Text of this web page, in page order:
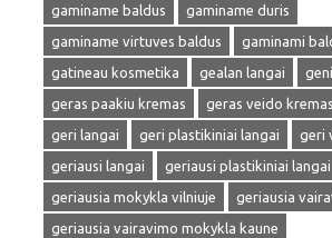
gaminame baldus
gaminame duris
gaminame virtuves baldus
gaminami
gatineau kosmetika
gealan langai
geras paakiu kremas
geras veido kremas
geri langai
geri plastikiniai langai
geri
geriausi langai
geriausi plastikiniai langai
geriausia mokykla vilniuje
geriausia
geriausia vairavimo mokykla kaune